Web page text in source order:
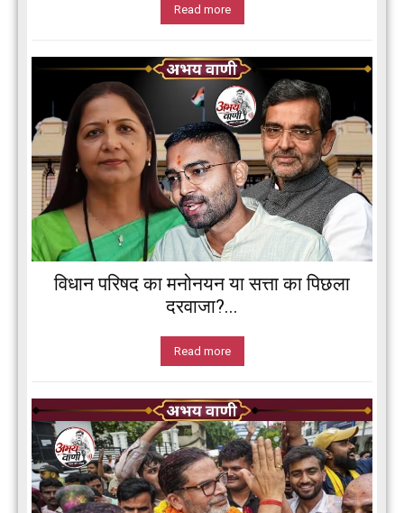
Read more
विधान परिषद का मनोनयन या सत्ता का पिछला
दरवाजा?...
Read more